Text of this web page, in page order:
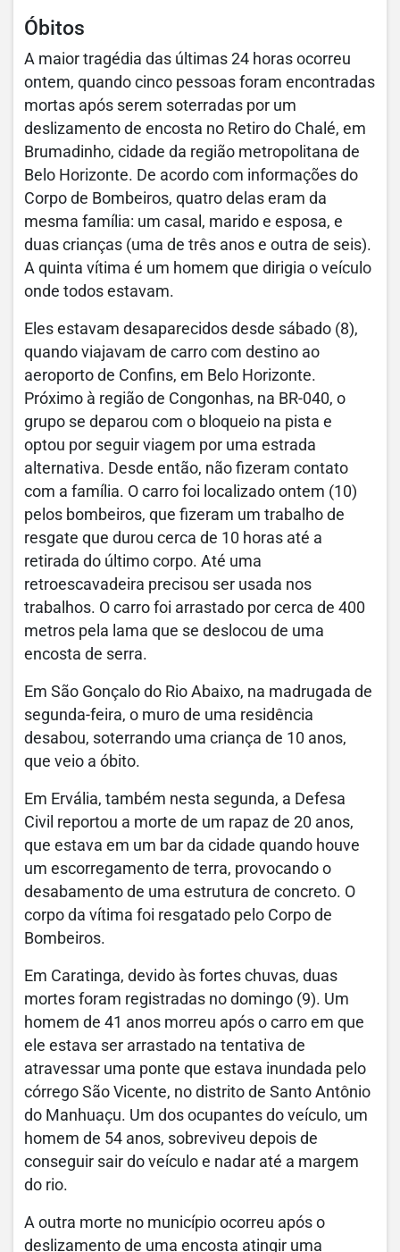
Óbitos
A maior tragédia das últimas 24 horas ocorreu
ontem, quando cinco pessoas foram encontradas
mortas após serem soterradas por um
deslizamento de encosta no Retiro do Chalé, em
Brumadinho, cidade da região metropolitana de
Belo Horizonte. De acordo com informações do
Corpo de Bombeiros, quatro delas eram da
mesma família: um casal, marido e esposa, e
duas crianças (uma de três anos e outra de seis).
A quinta vítima é um homem que dirigia o veículo
onde todos estavam.
Eles estavam desaparecidos desde sábado (8),
quando viajavam de carro com destino ao
aeroporto de Confins, em Belo Horizonte.
Próximo à região de Congonhas, na BR-040, o
grupo se deparou com o bloqueio na pista e
optou por seguir viagem por uma estrada
alternativa. Desde então, não fizeram contato
com a família. O carro foi localizado ontem (10)
pelos bombeiros, que fizeram um trabalho de
resgate que durou cerca de 10 horas até a
retirada do último corpo. Até uma
retroescavadeira precisou ser usada nos
trabalhos. O carro foi arrastado por cerca de 400
metros pela lama que se deslocou de uma
encosta de serra.
Em São Gonçalo do Rio Abaixo, na madrugada de
segunda-feira, o muro de uma residência
desabou, soterrando uma criança de 10 anos,
que veio a óbito.
Em Ervália, também nesta segunda, a Defesa
Civil reportou a morte de um rapaz de 20 anos,
que estava em um bar da cidade quando houve
um escorregamento de terra, provocando o
desabamento de uma estrutura de concreto. O
corpo da vítima foi resgatado pelo Corpo de
Bombeiros.
Em Caratinga, devido às fortes chuvas, duas
mortes foram registradas no domingo (9). Um
homem de 41 anos morreu após o carro em que
ele estava ser arrastado na tentativa de
atravessar uma ponte que estava inundada pelo
córrego São Vicente, no distrito de Santo Antônio
do Manhuaçu. Um dos ocupantes do veículo, um
homem de 54 anos, sobreviveu depois de
conseguir sair do veículo e nadar até a margem
do rio.
A outra morte no município ocorreu após o
deslizamento de uma encosta atingir uma